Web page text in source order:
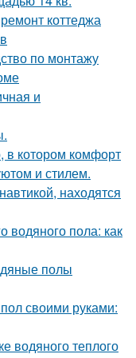
коттеджа
по монтажу
и
в котором комфорт
и стилем.
находятся
водяного пола: как
полы
своими руками:
водяного теплого